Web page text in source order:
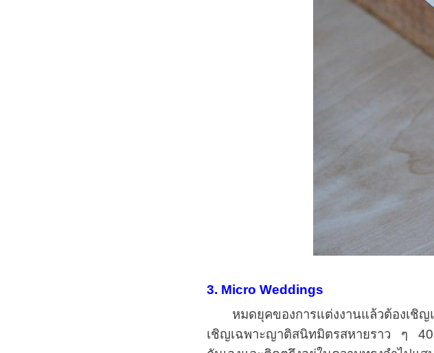
3. Micro Weddings
หมดยุคของการแต่งงานแล้วต้องเชิญแ
เชิญเฉพาะญาติสนิทมิตรสหายราว ๆ